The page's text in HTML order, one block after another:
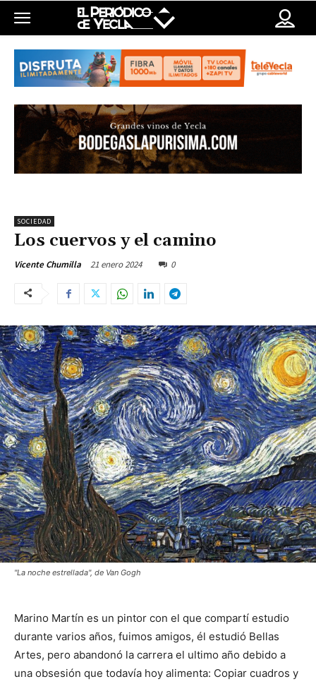
SOCIEDAD
Los cuervos y el camino
Vicente Chumilla 21 enero 2024 0
"La noche estrellada", de Van Gogh
Marino Martín es un pintor con el que compartí estudio
durante varios años, fuimos amigos, él estudió Bellas
Artes, pero abandonó la carrera el ultimo año debido a
una obsesión que todavía hoy alimenta: Copiar cuadros y